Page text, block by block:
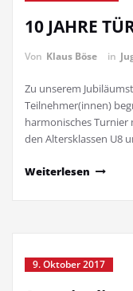
10 JAHRE
Von Klaus Böse in
Zu unserem
Teilnehmer(innen)
harmonisches Turnier
den Altersklassen U8
Weiterlesen
9. Oktober 2017